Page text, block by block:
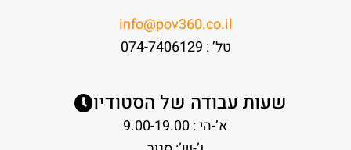
info@pov360.co.il
טל’ : 074-7406129
שעות עבודה של הסטודיו
א’-הי : 9.00-19.00